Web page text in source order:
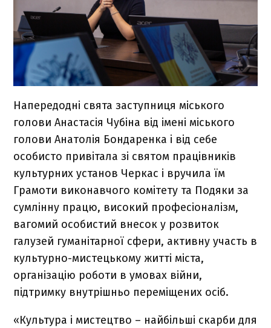
Напередодні свята заступниця міського
голови Анастасія Чубіна від імені міського
голови Анатолія Бондаренка і від себе
особисто привітала зі святом працівників
культурних установ Черкас і вручила їм
Грамоти виконавчого комітету та Подяки за
сумлінну працю, високий професіоналізм,
вагомий особистий внесок у розвиток
галузей гуманітарної сфери, активну участь в
культурно-мистецькому житті міста,
організацію роботи в умовах війни,
підтримку внутрішньо переміщених осіб.
«Культура і мистецтво – найбільші скарби для